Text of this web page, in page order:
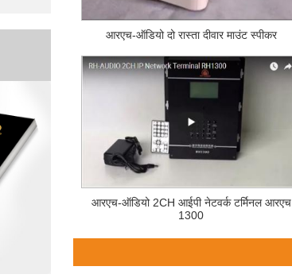
आरएच-ऑडियो दो रास्ता दीवार माउंट स्पीकर
आरएच-ऑडियो 2CH आईपी नेटवर्क टर्मिनल आरएच
1300